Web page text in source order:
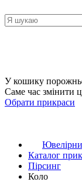
У кошику
Саме час змінити
Обрати прикраси
Каталог
Пірсинг
Коло